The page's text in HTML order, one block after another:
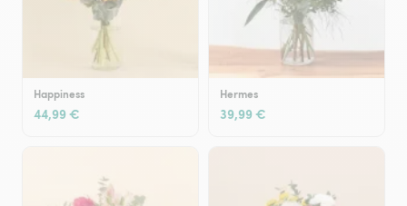
Happiness
44,99 €
Hermes
39,99 €